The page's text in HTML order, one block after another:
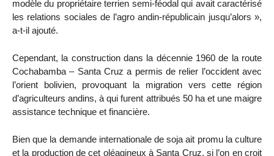
modèle du propriétaire terrien semi-féodal qui avait caractérisé
les relations sociales de l’agro andin-républicain jusqu’alors »,
a-t-il ajouté.
Cependant, la construction dans la décennie 1960 de la route
Cochabamba – Santa Cruz a permis de relier l’occident avec
l’orient bolivien, provoquant la migration vers cette région
d’agriculteurs andins, à qui furent attribués 50 ha et une maigre
assistance technique et financière.
Bien que la demande internationale de soja ait promu la culture
et la production de cet oléagineux à Santa Cruz, si l’on en croit